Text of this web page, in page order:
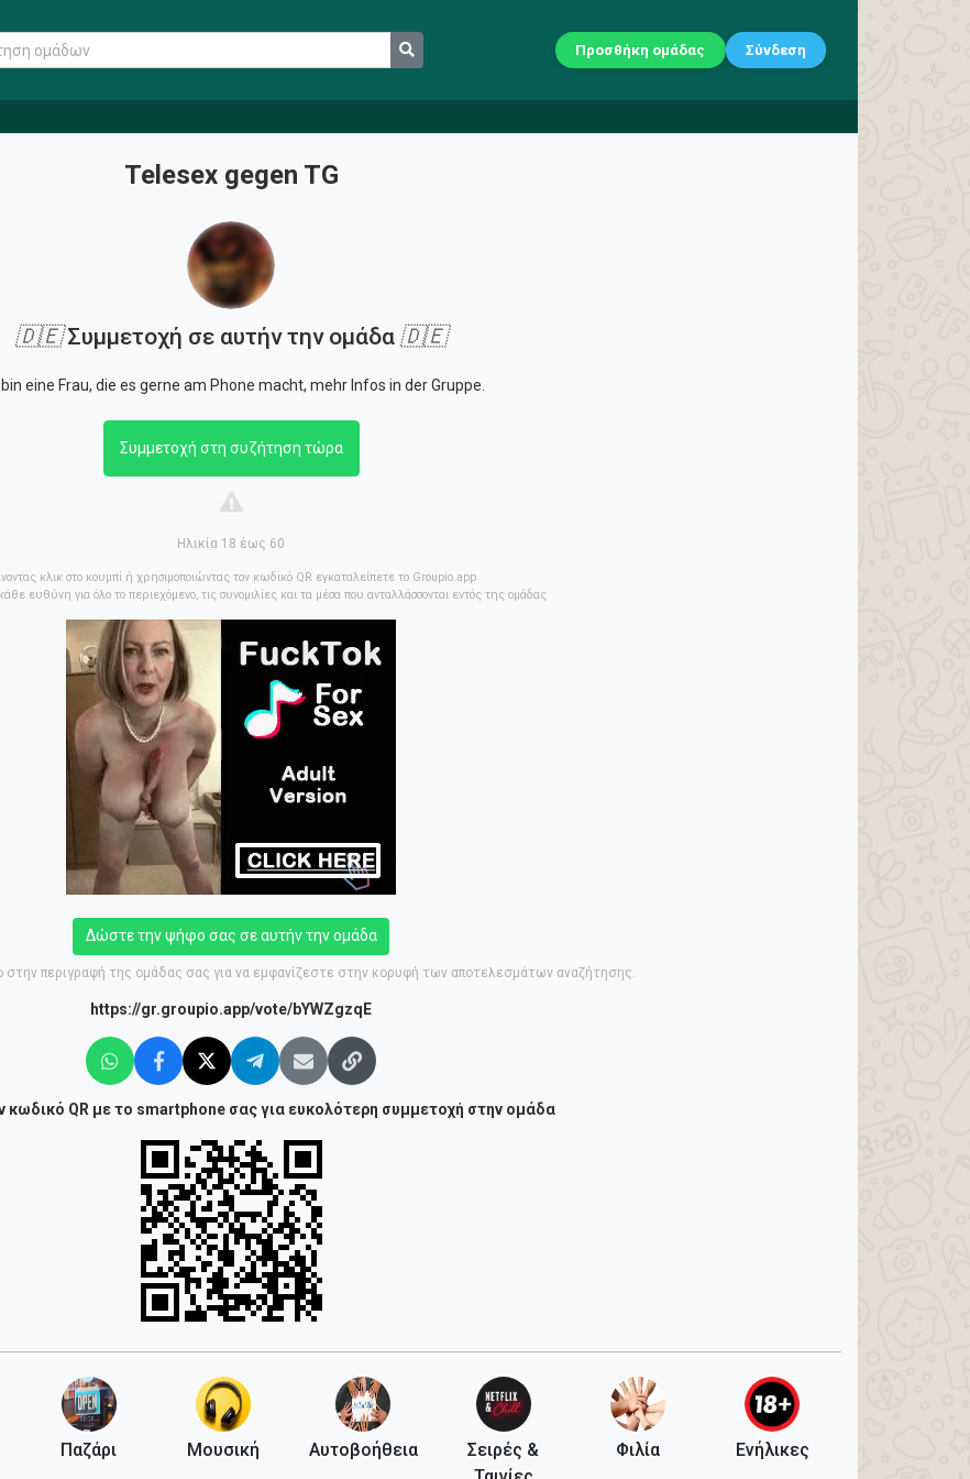
Προσθήκη ομάδας Σύνδεση
Telesex gegen TG
🇩🇪Συμμετοχή σε αυτήν την ομάδα 🇩🇪
bin eine Frau, die es gerne am Phone macht, mehr Infos in der Gruppe.
Συμμετοχή στη συζήτηση τώρα
Ηλικία 18 έως 60
κλικ στο κουμπί ή χρησιμοποιώντας τον κωδικό QR εγκαταλείπετε το Groupio.app
ευθύνη για όλο το περιεχόμενο, τις συνομιλίες και τα μέσα που ανταλλάσσονται εντός της ομάδας
Δώστε την ψήφο σας σε αυτήν την ομάδα
περιγραφή της ομάδας σας για να εμφανίζεστε στην κορυφή των αποτελεσμάτων αναζήτησης.
https://gr.groupio.app/vote/bYWZgzqE
κωδικό QR με το smartphone σας για ευκολότερη συμμετοχή στην ομάδα
Παζάρι Μουσική Αυτοβοήθεια
Σειρές &
Φιλία Ενήλικες